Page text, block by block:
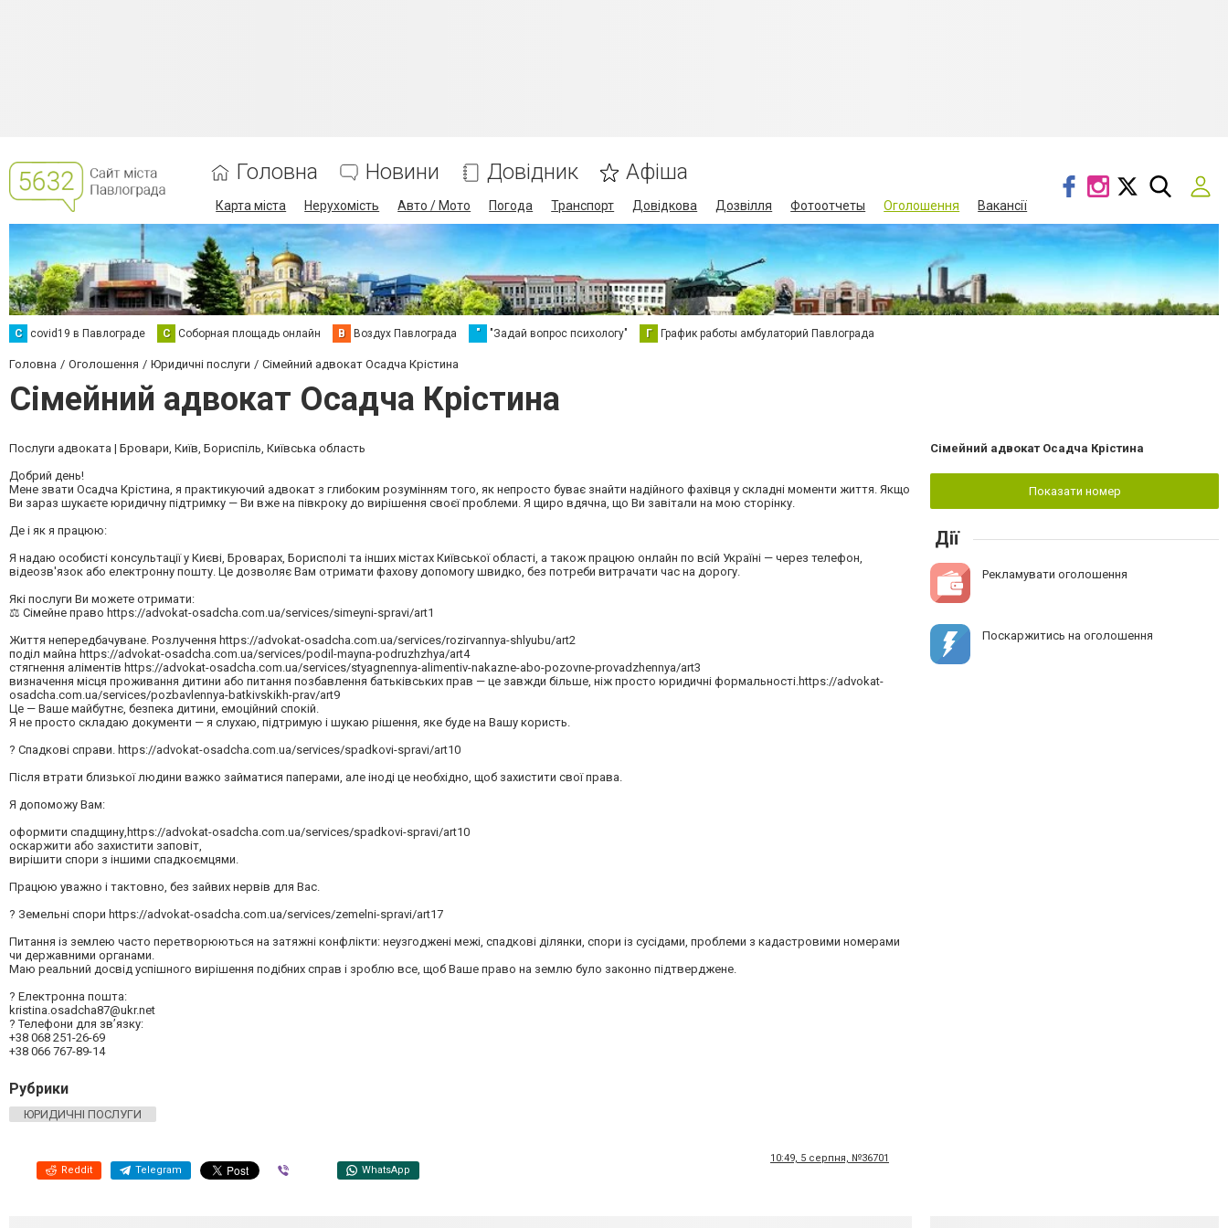
Головна Новини Довідник Афіша
Карта міста Нерухомість Авто / Мото Погода Транспорт Довідкова Дозвілля Фотоотчеты Оголошення Вакансії
C covid19 в Павлограде С Соборная площадь онлайн В Воздух Павлограда " "Задай вопрос психологу" Г График работы амбулаторий Павлограда
Головна Оголошення Юридичні послуги Сімейний адвокат Осадча Крістина
Сімейний адвокат Осадча Крістина
Послуги адвоката | Бровари, Київ, Бориспіль, Київська область
Добрий день!
Мене звати Осадча Крістина, я практикуючий адвокат з глибоким розумінням того, як непросто буває знайти надійного фахівця у складні моменти життя. Якщо
Ви зараз шукаєте юридичну підтримку — Ви вже на півкроку до вирішення своєї проблеми. Я щиро вдячна, що Ви завітали на мою сторінку.
Де і як я працюю:
Я надаю особисті консультації у Києві, Броварах, Борисполі та інших містах Київської області, а також працюю онлайн по всій Україні — через телефон,
відеозв'язок або електронну пошту. Це дозволяє Вам отримати фахову допомогу швидко, без потреби витрачати час на дорогу.
Які послуги Ви можете отримати:
⚖️ Сімейне право https://advokat-osadcha.com.ua/services/simeyni-spravi/art1
Життя непередбачуване. Розлучення https://advokat-osadcha.com.ua/services/rozirvannya-shlyubu/art2
поділ майна https://advokat-osadcha.com.ua/services/podil-mayna-podruzhzhya/art4
стягнення аліментів https://advokat-osadcha.com.ua/services/styagnennya-alimentiv-nakazne-abo-pozovne-provadzhennya/art3
визначення місця проживання дитини або питання позбавлення батьківських прав — це завжди більше, ніж просто юридичні формальності.https://advokat-
osadcha.com.ua/services/pozbavlennya-batkivskikh-prav/art9
Це — Ваше майбутнє, безпека дитини, емоційний спокій.
Я не просто складаю документи — я слухаю, підтримую і шукаю рішення, яке буде на Вашу користь.
? Спадкові справи. https://advokat-osadcha.com.ua/services/spadkovi-spravi/art10
Після втрати близької людини важко займатися паперами, але іноді це необхідно, щоб захистити свої права.
Я допоможу Вам:
оформити спадщину,https://advokat-osadcha.com.ua/services/spadkovi-spravi/art10
оскаржити або захистити заповіт,
вирішити спори з іншими спадкоємцями.
Працюю уважно і тактовно, без зайвих нервів для Вас.
? Земельні спори https://advokat-osadcha.com.ua/services/zemelni-spravi/art17
Питання із землею часто перетворюються на затяжні конфлікти: неузгоджені межі, спадкові ділянки, спори із сусідами, проблеми з кадастровими номерами
чи державними органами.
Маю реальний досвід успішного вирішення подібних справ і зроблю все, щоб Ваше право на землю було законно підтверджене.
? Електронна пошта:
kristina.osadcha87@ukr.net
? Телефони для зв’язку:
+38 068 251-26-69
+38 066 767-89-14
Рубрики
ЮРИДИЧНІ ПОСЛУГИ
Reddit Telegram WhatsApp
10:49, 5 серпня, №36701
Сімейний адвокат Осадча Крістина
Показати номер
Дії
Рекламувати оголошення
Поскаржитись на оголошення